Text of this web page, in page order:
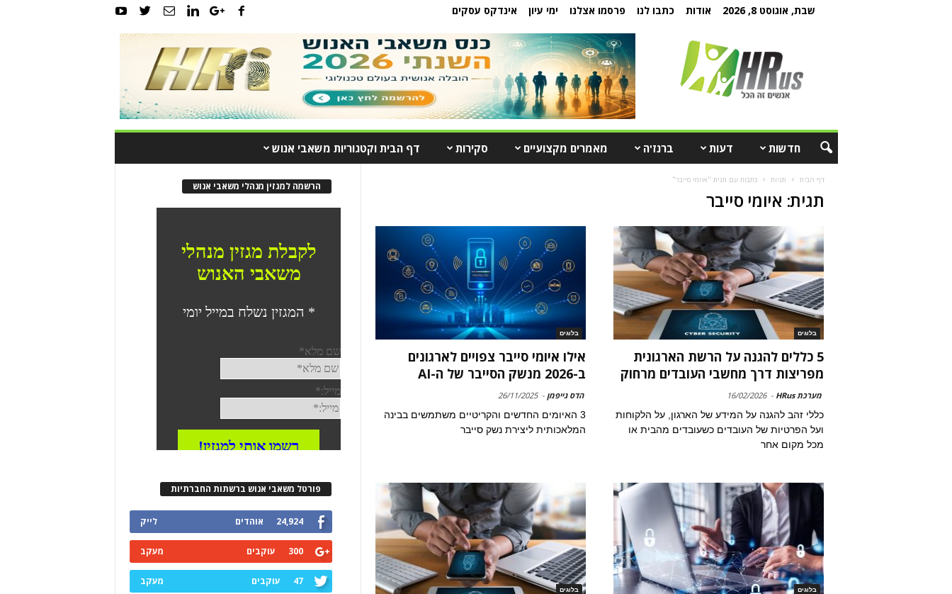
שבת, אוגוסט 8, 2026 אודות כתבו לנו פרסמו אצלנו ימי עיון אינדקס עסקים
חדשות דעות ברנז'ה מאמרים מקצועיים סקירות דף הבית וקטגוריות משאבי אנוש
דף הבית תגיות כתבות עם תגית "איומי סייבר"
תגית: איומי סייבר
בלוגים
5 כללים להגנה על הרשת הארגונית
מפריצות דרך מחשבי העובדים מרחוק
מערכת HRus -
16/02/2026
כללי זהב להגנה על המידע של הארגון, על הלקוחות
ועל הפרטיות של העובדים כשעובדים מהבית או
מכל מקום אחר
בלוגים
אילו איומי סייבר צפויים לארגונים
ב-2026 מנשק הסייבר של ה-AI
הדס גייפמן -
26/11/2025
3 האיומים החדשים והקריטיים משתמשים בבינה
המלאכותית ליצירת נשק סייבר
בלוגים בלוגים
הרשמה למגזין מנהלי משאבי אנוש
פורטל משאבי אנוש ברשתות החברתיות
24,924 אוהדים לייק
300 עוקבים מעקב
47 עוקבים מעקב